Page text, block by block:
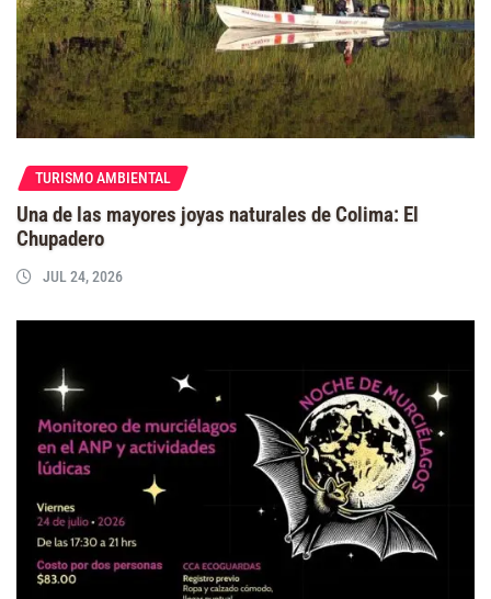
TURISMO AMBIENTAL
Una de las mayores joyas naturales de Colima: El
Chupadero
JUL 24, 2026